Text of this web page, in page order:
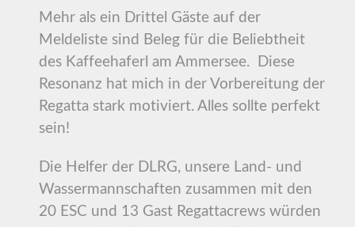
Mehr als ein Drittel Gäste auf der
Meldeliste sind Beleg für die Beliebtheit
des Kaffeehaferl am Ammersee. Diese
Resonanz hat mich in der Vorbereitung der
Regatta stark motiviert. Alles sollte perfekt
sein!
Die Helfer der DLRG, unsere Land- und
Wassermannschaften zusammen mit den
20 ESC und 13 Gast Regattacrews würden